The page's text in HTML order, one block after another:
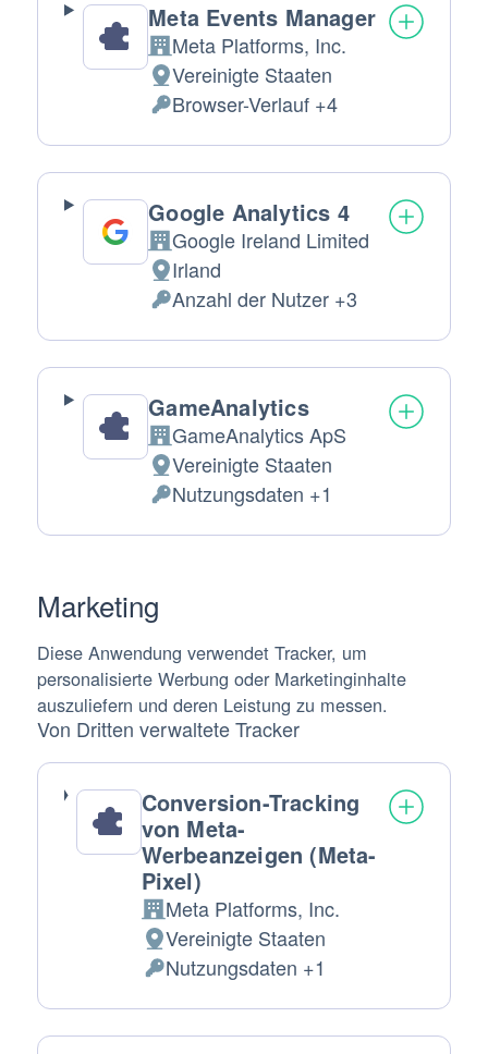
Meta Events Manager
Firma:Meta Platforms, Inc.
Verarbeitungsort:
Vereinigte Staaten
Verarbeitete
personenbezogene
Daten:
Browser-Verlauf +4
Google Analytics 4
Firma:
Google Ireland Limited
Verarbeitungsort:
Irland
Verarbeitete
personenbezogene
Daten:
Anzahl der Nutzer +3
GameAnalytics
Firma:GameAnalytics ApS
Verarbeitungsort:
Vereinigte Staaten
Verarbeitete
personenbezogene
Nutzungsdaten +1
Marketing
Diese Anwendung verwendet Tracker, um
personalisierte Werbung oder Marketinginhalte
auszuliefern und deren Leistung zu messen.
Von Dritten verwaltete Tracker
Conversion-Tracking
von Meta-
Werbeanzeigen (Meta-
Pixel)
Firma:Meta Platforms, Inc.
Verarbeitungsort:
Vereinigte Staaten
Verarbeitete
personenbezogene
Daten:
Nutzungsdaten +1